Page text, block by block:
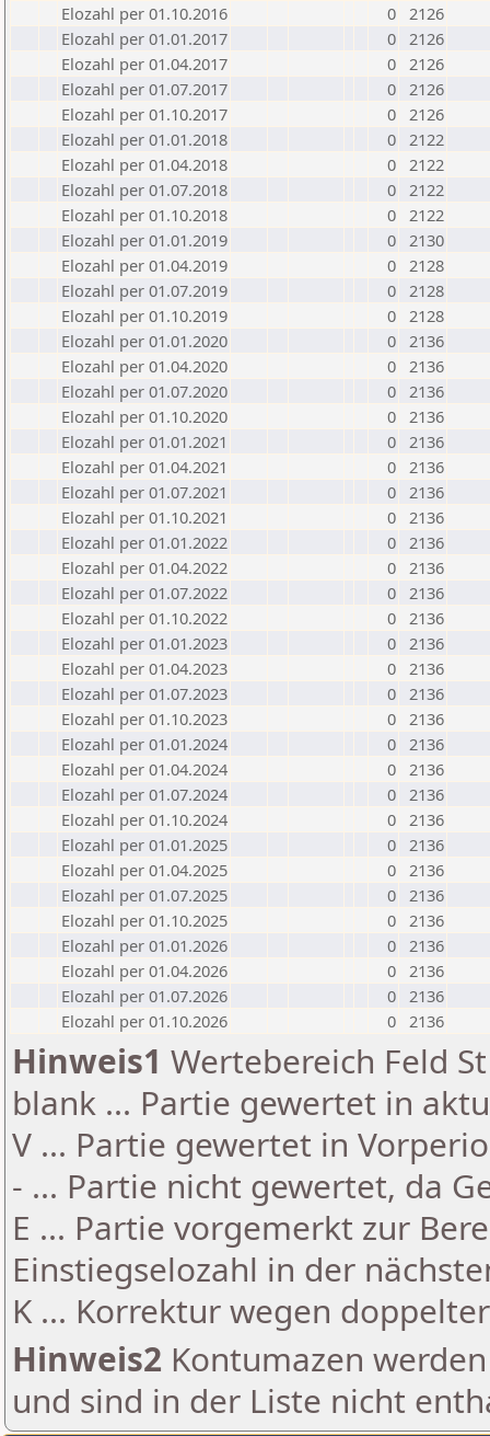
Elozahl per 01.10.2016
0 2126
Elozahl per 01.01.2017
0 2126
Elozahl per 01.04.2017
0 2126
Elozahl per 01.07.2017
0 2126
Elozahl per 01.10.2017
0 2126
Elozahl per 01.01.2018
0 2122
Elozahl per 01.04.2018
0 2122
Elozahl per 01.07.2018
0 2122
Elozahl per 01.10.2018
0 2122
Elozahl per 01.01.2019
0 2130
Elozahl per 01.04.2019
0 2128
Elozahl per 01.07.2019
0 2128
Elozahl per 01.10.2019
0 2128
Elozahl per 01.01.2020
0 2136
Elozahl per 01.04.2020
0 2136
Elozahl per 01.07.2020
0 2136
Elozahl per 01.10.2020
0 2136
Elozahl per 01.01.2021
0 2136
Elozahl per 01.04.2021
0 2136
Elozahl per 01.07.2021
0 2136
Elozahl per 01.10.2021
0 2136
Elozahl per 01.01.2022
0 2136
Elozahl per 01.04.2022
0 2136
Elozahl per 01.07.2022
0 2136
Elozahl per 01.10.2022
0 2136
Elozahl per 01.01.2023
0 2136
Elozahl per 01.04.2023
0 2136
Elozahl per 01.07.2023
0 2136
Elozahl per 01.10.2023
0 2136
Elozahl per 01.01.2024
0 2136
Elozahl per 01.04.2024
0 2136
Elozahl per 01.07.2024
0 2136
Elozahl per 01.10.2024
0 2136
Elozahl per 01.01.2025
0 2136
Elozahl per 01.04.2025
0 2136
Elozahl per 01.07.2025
0 2136
Elozahl per 01.10.2025
0 2136
Elozahl per 01.01.2026
0 2136
Elozahl per 01.04.2026
0 2136
Elozahl per 01.07.2026
0 2136
Elozahl per 01.10.2026
0 2136
Hinweis1 Wertebereich Feld
blank ... Partie gewertet in
V ... Partie gewertet in
- ... Partie nicht gewertet, da
E ... Partie vorgemerkt zur
Einstiegselozahl in der
K ... Korrektur wegen
Hinweis2 Kontumazen
und sind in der Liste nicht